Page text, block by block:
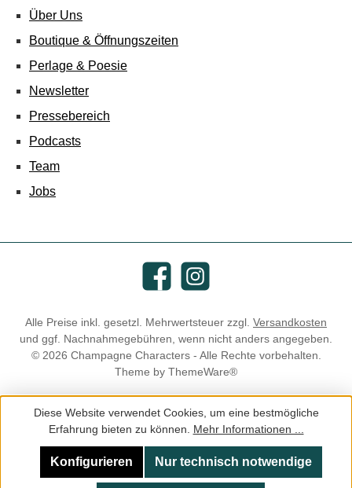
Über Uns
Boutique & Öffnungszeiten
Perlage & Poesie
Newsletter
Pressebereich
Podcasts
Team
Jobs
FacebookInstagram
Alle Preise inkl. gesetzl. Mehrwertsteuer zzgl. Versandkosten
und ggf. Nachnahmegebühren, wenn nicht anders angegeben.
© 2026 Champagne Characters - Alle Rechte vorbehalten.
Theme by ThemeWare®
Diese Website verwendet Cookies, um eine bestmögliche
Erfahrung bieten zu können. Mehr Informationen ...
Nur technisch notwendige
Konfigurieren